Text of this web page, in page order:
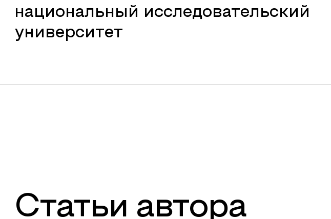
национальный исследовательский
университет
Статьи автора